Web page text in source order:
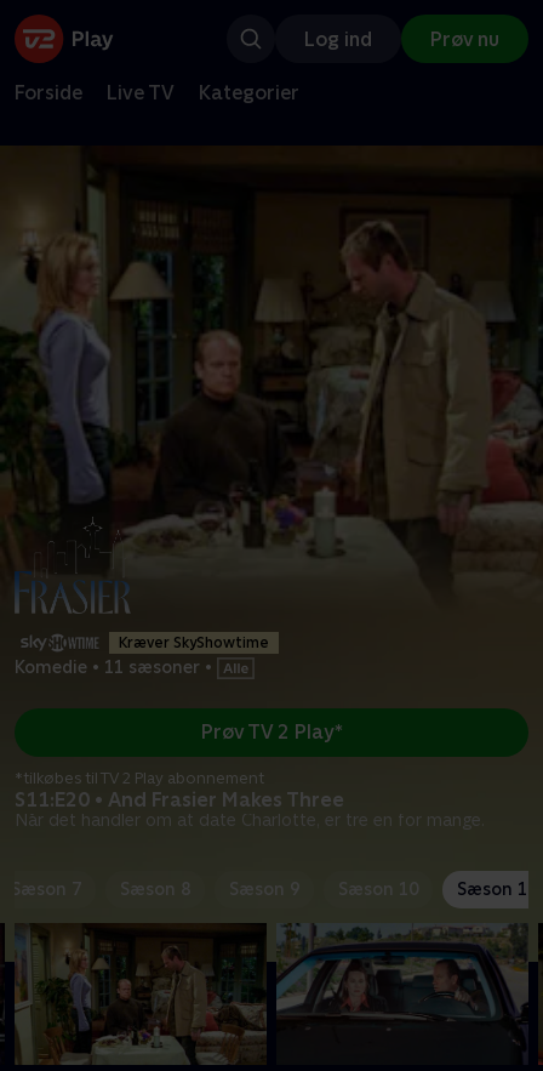
Log ind Prøv nu
Forside Live TV Kategorier
Kræver SkyShowtime
Komedie • 11 sæsoner •
S11:E20 • And Frasier Makes Three
Når det handler om at date Charlotte, er tre en for mange.
Prøv TV 2 Play*
*tilkøbes til TV 2 Play abonnement
Sæson 7 Sæson 8 Sæson 9 Sæson 10 Sæson 11